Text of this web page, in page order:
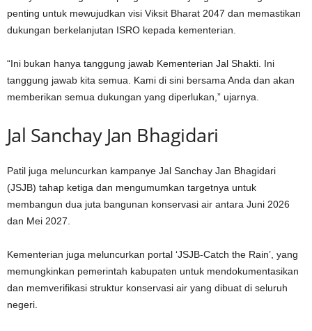
penting untuk mewujudkan visi Viksit Bharat 2047 dan memastikan
dukungan berkelanjutan ISRO kepada kementerian.
“Ini bukan hanya tanggung jawab Kementerian Jal Shakti. Ini
tanggung jawab kita semua. Kami di sini bersama Anda dan akan
memberikan semua dukungan yang diperlukan,” ujarnya.
Jal Sanchay Jan Bhagidari
Patil juga meluncurkan kampanye Jal Sanchay Jan Bhagidari
(JSJB) tahap ketiga dan mengumumkan targetnya untuk
membangun dua juta bangunan konservasi air antara Juni 2026
dan Mei 2027.
Kementerian juga meluncurkan portal ‘JSJB-Catch the Rain’, yang
memungkinkan pemerintah kabupaten untuk mendokumentasikan
dan memverifikasi struktur konservasi air yang dibuat di seluruh
negeri.